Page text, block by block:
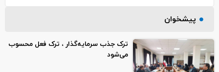
پیشخوان
ترک جذب سرمایه‌گذار ، ترک فعل محسوب
می‌شود